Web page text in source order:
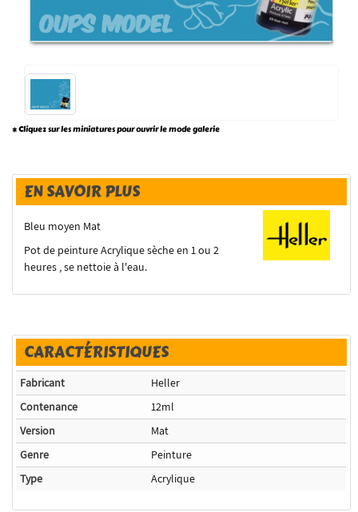
* Cliquez sur les miniatures pour ouvrir le mode galerie
EN SAVOIR PLUS
Bleu moyen Mat
Pot de peinture Acrylique sèche en 1 ou 2
heures , se nettoie à l'eau.
CARACTÉRISTIQUES
Fabricant
Heller
Contenance
12ml
Version
Mat
Genre
Peinture
Type
Acrylique